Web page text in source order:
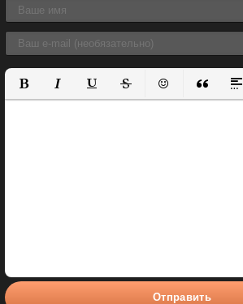
Полужирный
КурсивПодчеркнутый
Зачеркнутый
ВставитьВставка
Отправить